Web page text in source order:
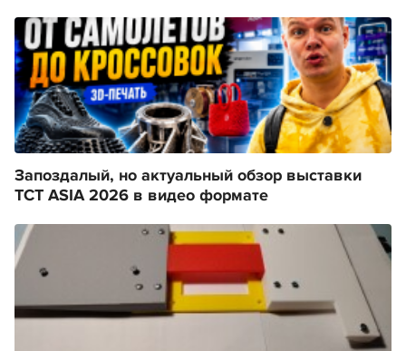
Запоздалый, но актуальный обзор выставки
TCT ASIA 2026 в видео формате